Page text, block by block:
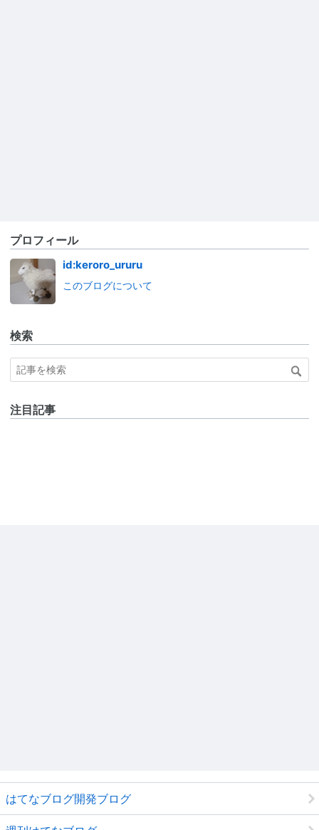
プロフィール
id:keroro_ururu
このブログについて
検索
注目記事
はてなブログ開発ブログ